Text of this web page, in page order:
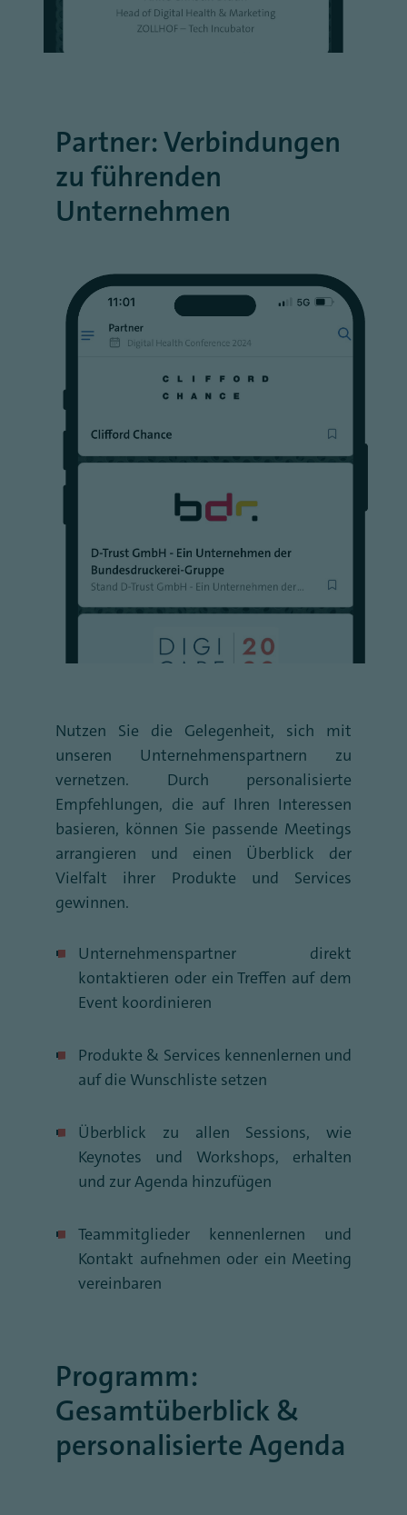
Partner: Verbindungen
zu führenden
Unternehmen
Nutzen Sie die Gelegenheit, sich mit
unseren Unternehmenspartnern zu
vernetzen. Durch personalisierte
Empfehlungen, die auf Ihren Interessen
basieren, können Sie passende Meetings
arrangieren und einen Überblick der
Vielfalt ihrer Produkte und Services
gewinnen.
Unternehmenspartner direkt
kontaktieren oder ein Treffen auf dem
Event koordinieren
Produkte & Services kennenlernen und
auf die Wunschliste setzen
Überblick zu allen Sessions, wie
Keynotes und Workshops, erhalten
und zur Agenda hinzufügen
Teammitglieder kennenlernen und
Kontakt aufnehmen oder ein Meeting
vereinbaren
Programm:
Gesamtüberblick &
personalisierte Agenda